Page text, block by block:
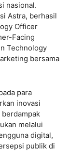
nasional.
Astra, berhasil
Officer
Facing
Technology
bersama
para
inovasi
melalui
digital,
publik di